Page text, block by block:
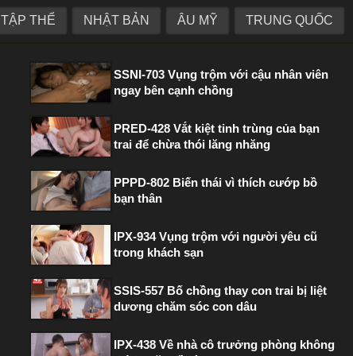
TẬP THỂ NHẬT BẢN ÂU MỸ TRUNG QUỐC
PHIM HOT TRONG TUẦN
SSNI-703 Vụng trộm với cậu nhân viên
ngay bên cạnh chồng
PRED-428 Vắt kiệt tinh trùng của bạn
trai để chừa thói lăng nhăng
PPPD-802 Biến thái vì thích cướp bồ
bạn thân
IPX-934 Vụng trộm với người yêu cũ
trong khách sạn
SSIS-557 Bố chồng thay con trai bị liệt
dương chăm sóc con dâu
IPX-438 Về nhà cô trưởng phòng không